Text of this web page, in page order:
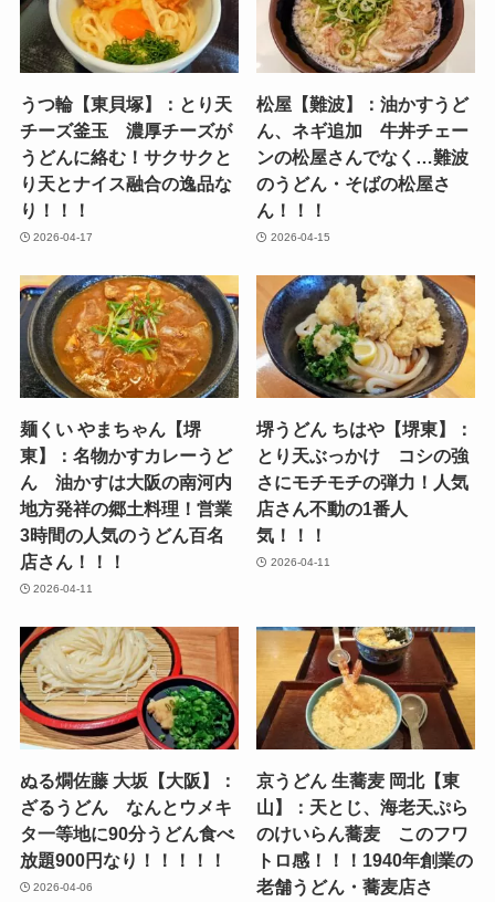
うつ輪【東貝塚】：とり天
チーズ釜玉 濃厚チーズが
うどんに絡む！サクサクと
り天とナイス融合の逸品な
り！！！
2026-04-17
松屋【難波】：油かすうど
ん、ネギ追加 牛丼チェー
ンの松屋さんでなく…難波
のうどん・そばの松屋さ
ん！！！
2026-04-15
麺くい やまちゃん【堺
東】：名物かすカレーうど
ん 油かすは大阪の南河内
地方発祥の郷土料理！営業
3時間の人気のうどん百名
店さん！！！
2026-04-11
堺うどん ちはや【堺東】：
とり天ぶっかけ コシの強
さにモチモチの弾力！人気
店さん不動の1番人
気！！！
2026-04-11
ぬる燗佐藤 大坂【大阪】：
ざるうどん なんとウメキ
タ一等地に90分うどん食べ
放題900円なり！！！！！
2026-04-06
京うどん 生蕎麦 岡北【東
山】：天とじ、海老天ぷら
のけいらん蕎麦 このフワ
トロ感！！！1940年創業の
老舗うどん・蕎麦店さ